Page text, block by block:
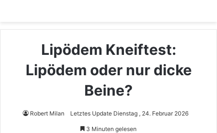
Lipödem Kneiftest:
Lipödem oder nur dicke
Beine?
Robert Milan Letztes Update Dienstag , 24. Februar 2026
3 Minuten gelesen